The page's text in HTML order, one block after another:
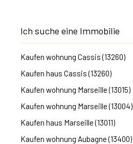
Ich suche eine Immobilie
Kaufen wohnung Cassis (13260)
Kaufen haus Cassis (13260)
Kaufen wohnung Marseille (13015)
Kaufen wohnung Marseille (13004)
Kaufen haus Marseille (13011)
Kaufen wohnung Aubagne (13400)